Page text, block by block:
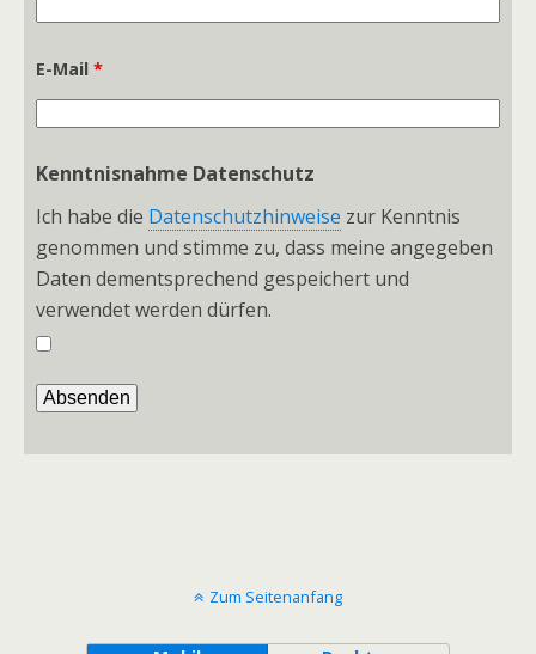
E-Mail *
Kenntnisnahme Datenschutz
Ich habe die Datenschutzhinweise zur Kenntnis
genommen und stimme zu, dass meine angegeben
Daten dementsprechend gespeichert und
verwendet werden dürfen.
Zum Seitenanfang